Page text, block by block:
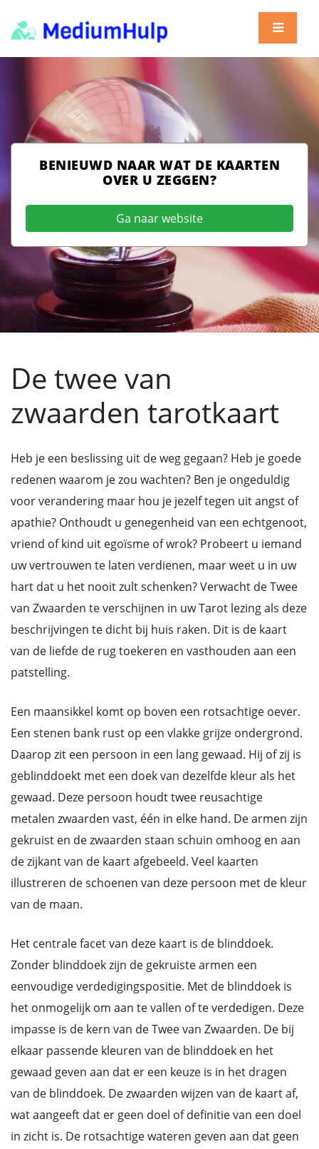
BENIEUWD NAAR WAT DE KAARTEN
OVER U ZEGGEN?
Ga naar website
De twee van
zwaarden tarotkaart
Heb je een beslissing uit de weg gegaan? Heb je goede
redenen waarom je zou wachten? Ben je ongeduldig
voor verandering maar hou je jezelf tegen uit angst of
apathie? Onthoudt u genegenheid van een echtgenoot,
vriend of kind uit egoïsme of wrok? Probeert u iemand
uw vertrouwen te laten verdienen, maar weet u in uw
hart dat u het nooit zult schenken? Verwacht de Twee
van Zwaarden te verschijnen in uw Tarot lezing als deze
beschrijvingen te dicht bij huis raken. Dit is de kaart
van de liefde de rug toekeren en vasthouden aan een
patstelling.
Een maansikkel komt op boven een rotsachtige oever.
Een stenen bank rust op een vlakke grijze ondergrond.
Daarop zit een persoon in een lang gewaad. Hij of zij is
geblinddoekt met een doek van dezelfde kleur als het
gewaad. Deze persoon houdt twee reusachtige
metalen zwaarden vast, één in elke hand. De armen zijn
gekruist en de zwaarden staan schuin omhoog en aan
de zijkant van de kaart afgebeeld. Veel kaarten
illustreren de schoenen van deze persoon met de kleur
van de maan.
Het centrale facet van deze kaart is de blinddoek.
Zonder blinddoek zijn de gekruiste armen een
eenvoudige verdedigingspositie. Met de blinddoek is
het onmogelijk om aan te vallen of te verdedigen. Deze
impasse is de kern van de Twee van Zwaarden. De bij
elkaar passende kleuren van de blinddoek en het
gewaad geven aan dat er een keuze is in het dragen
van de blinddoek. De zwaarden wijzen van de kaart af,
wat aangeeft dat er geen doel of definitie van een doel
in zicht is. De rotsachtige wateren geven aan dat geen